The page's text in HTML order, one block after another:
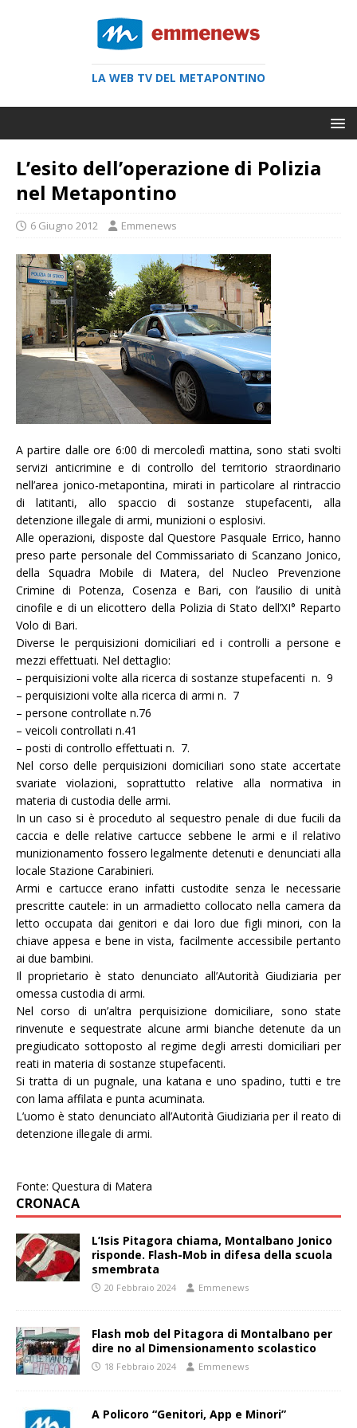
LA WEB TV DEL METAPONTINO
L’esito dell’operazione di Polizia
nel Metapontino
6 Giugno 2012 Emmenews
A partire dalle ore 6:00 di mercoledì mattina, sono stati svolti
servizi anticrimine e di controllo del territorio straordinario
nell’area jonico-metapontina, mirati in particolare al rintraccio
di latitanti, allo spaccio di sostanze stupefacenti, alla
detenzione illegale di armi, munizioni o esplosivi.
Alle operazioni, disposte dal Questore Pasquale Errico, hanno
preso parte personale del Commissariato di Scanzano Jonico,
della Squadra Mobile di Matera, del Nucleo Prevenzione
Crimine di Potenza, Cosenza e Bari, con l’ausilio di unità
cinofile e di un elicottero della Polizia di Stato dell’XI° Reparto
Volo di Bari.
Diverse le perquisizioni domiciliari ed i controlli a persone e
mezzi effettuati. Nel dettaglio:
– perquisizioni volte alla ricerca di sostanze stupefacenti n. 9
– perquisizioni volte alla ricerca di armi n. 7
– persone controllate n.76
– veicoli controllati n.41
– posti di controllo effettuati n. 7.
Nel corso delle perquisizioni domiciliari sono state accertate
svariate violazioni, soprattutto relative alla normativa in
materia di custodia delle armi.
In un caso si è proceduto al sequestro penale di due fucili da
caccia e delle relative cartucce sebbene le armi e il relativo
munizionamento fossero legalmente detenuti e denunciati alla
locale Stazione Carabinieri.
Armi e cartucce erano infatti custodite senza le necessarie
prescritte cautele: in un armadietto collocato nella camera da
letto occupata dai genitori e dai loro due figli minori, con la
chiave appesa e bene in vista, facilmente accessibile pertanto
ai due bambini.
Il proprietario è stato denunciato all’Autorità Giudiziaria per
omessa custodia di armi.
Nel corso di un’altra perquisizione domiciliare, sono state
rinvenute e sequestrate alcune armi bianche detenute da un
pregiudicato sottoposto al regime degli arresti domiciliari per
reati in materia di sostanze stupefacenti.
Si tratta di un pugnale, una katana e uno spadino, tutti e tre
con lama affilata e punta acuminata.
L’uomo è stato denunciato all’Autorità Giudiziaria per il reato di
detenzione illegale di armi.
Fonte: Questura di Matera
CRONACA
L’Isis Pitagora chiama, Montalbano Jonico
risponde. Flash-Mob in difesa della scuola
smembrata
20 Febbraio 2024 Emmenews
Flash mob del Pitagora di Montalbano per
dire no al Dimensionamento scolastico
18 Febbraio 2024 Emmenews
A Policoro “Genitori, App e Minori”